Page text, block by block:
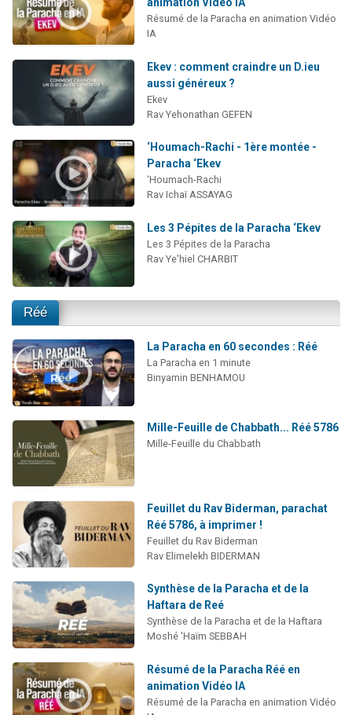
Résumé de la Paracha en animation Vidéo
IA
Ekev : comment craindre un D.ieu
aussi généreux ?
Ekev
Rav Yehonathan GEFEN
‘Houmach-Rachi - 1ère montée -
Paracha ‘Ekev
‘Houmach-Rachi
Rav Ichaï ASSAYAG
Les 3 Pépites de la Paracha ‘Ekev
Les 3 Pépites de la Paracha
Rav Ye'hiel CHARBIT
Réé
La Paracha en 60 secondes : Réé
La Paracha en 1 minute
Binyamin BENHAMOU
Mille-Feuille de Chabbath... Réé 5786
Mille-Feuille du Chabbath
Feuillet du Rav Biderman, parachat
Réé 5786, à imprimer !
Feuillet du Rav Biderman
Rav Elimelekh BIDERMAN
Synthèse de la Paracha et de la
Haftara de Reé
Synthèse de la Paracha et de la Haftara
Moshé 'Haïm SEBBAH
Résumé de la Paracha Réé en
animation Vidéo IA
Résumé de la Paracha en animation Vidéo